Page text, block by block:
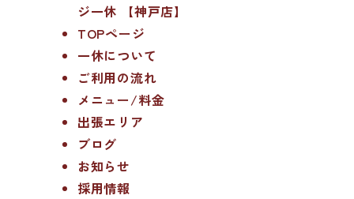
ジ一休 【神戸店】
TOPページ
一休について
ご利用の流れ
メニュー/料金
出張エリア
ブログ
お知らせ
採用情報